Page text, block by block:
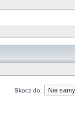
Skocz do: